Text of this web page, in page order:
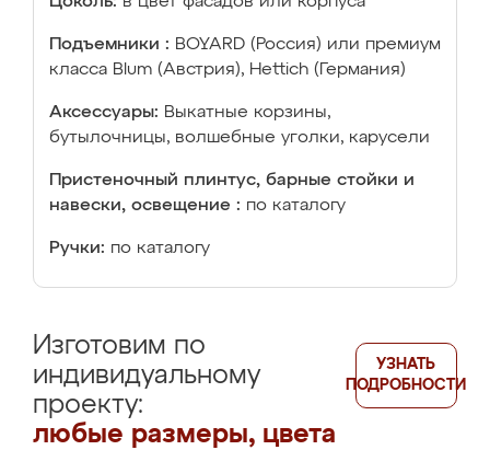
Подъемники : BOYARD (Россия) или премиум
класса Blum (Австрия), Hettich (Германия)
Аксессуары: Выкатные корзины,
бутылочницы, волшебные уголки, карусели
Пристеночный плинтус, барные стойки и
навески, освещение : по каталогу
Ручки: по каталогу
Изготовим по
индивидуальному
проекту:
любые размеры, цвета
УЗНАТЬ
ПОДРОБНОСТИ